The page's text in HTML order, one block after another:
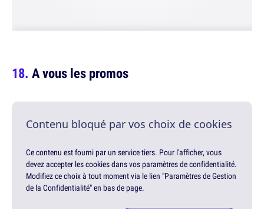
A vous les promos
Contenu bloqué par vos choix de cookies
Ce contenu est fourni par un service tiers. Pour l'afficher, vous
devez accepter les cookies dans vos paramètres de confidentialité.
Modifiez ce choix à tout moment via le lien "Paramètres de Gestion
de la Confidentialité" en bas de page.